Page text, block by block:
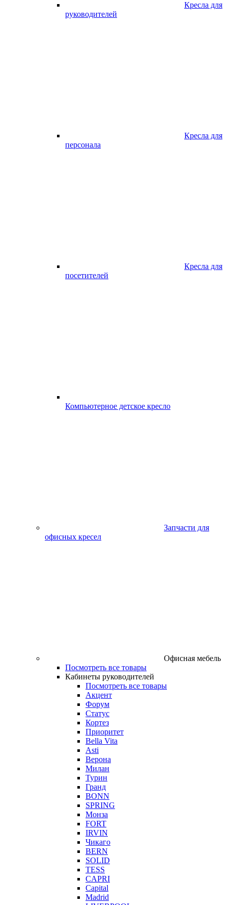
Кресла для
руководителей
Кресла для
персонала
Кресла для
посетителей
Компьютерное детское кресло
Запчасти для
офисных кресел
Офисная мебель
Посмотреть все товары
Кабинеты руководителей
Посмотреть все товары
Акцент
Форум
Статус
Кортез
Приоритет
Bella Vita
Asti
Верона
Милан
Турин
Гранд
BONN
SPRING
Монза
FORT
IRVIN
Чикаго
BERN
SOLID
TESS
CAPRI
Capital
Madrid